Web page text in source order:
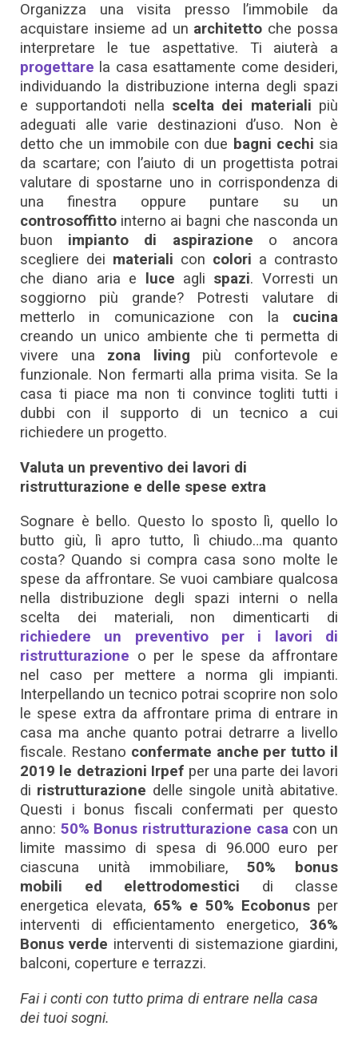
Organizza una visita presso l’immobile da
acquistare insieme ad un architetto che possa
interpretare le tue aspettative. Ti aiuterà a
progettare la casa esattamente come desideri,
individuando la distribuzione interna degli spazi
e supportandoti nella scelta dei materiali più
adeguati alle varie destinazioni d’uso. Non è
detto che un immobile con due bagni cechi sia
da scartare; con l’aiuto di un progettista potrai
valutare di spostarne uno in corrispondenza di
una finestra oppure puntare su un
controsoffitto interno ai bagni che nasconda un
buon impianto di aspirazione o ancora
scegliere dei materiali con colori a contrasto
che diano aria e
luce agli spazi. Vorresti un
soggiorno più grande? Potresti valutare di
metterlo in comunicazione con la cucina
creando un unico ambiente che ti permetta di
vivere una zona living più confortevole e
funzionale. Non fermarti alla prima visita. Se la
casa ti piace ma non ti convince togliti tutti i
dubbi con il supporto di un tecnico a cui
richiedere un progetto.
Valuta un preventivo dei lavori di
ristrutturazione e delle spese extra
Sognare è bello. Questo lo sposto lì, quello lo
butto giù, lì apro tutto, lì chiudo…ma quanto
costa? Quando si compra casa sono molte le
spese da affrontare. Se vuoi cambiare qualcosa
nella distribuzione degli spazi interni o nella
scelta dei materiali, non dimenticarti di
richiedere un preventivo per i lavori di
ristrutturazione o per le spese da affrontare
nel caso per mettere a norma gli impianti.
Interpellando un tecnico potrai scoprire non solo
le spese extra da affrontare prima di entrare in
casa ma anche quanto potrai detrarre a livello
fiscale. Restano confermate anche per tutto il
2019 le detrazioni Irpef per una parte dei lavori
di ristrutturazione delle singole unità abitative.
Questi i bonus fiscali confermati per questo
anno: 50% Bonus ristrutturazione casacon un
limite massimo di spesa di 96.000 euro per
ciascuna unità immobiliare,50% bonus
mobili ed elettrodomestici di classe
energetica elevata, 65% e 50% Ecobonus per
interventi di efficientamento energetico, 36%
Bonus verde interventi di sistemazione giardini,
balconi, coperture e terrazzi.
Fai i conti con tutto prima di entrare nella casa
dei tuoi sogni.